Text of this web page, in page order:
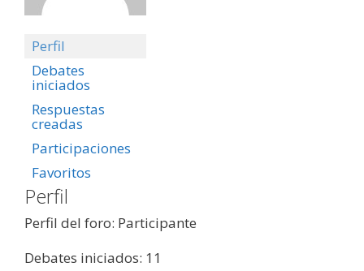
Perfil
Debates
iniciados
Respuestas
creadas
Participaciones
Favoritos
Perfil
Perfil del foro: Participante
Debates iniciados: 11